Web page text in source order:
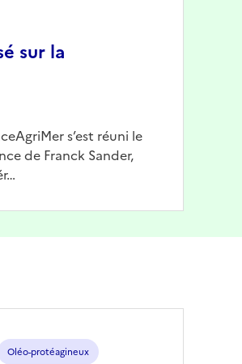
sur la
s’est réuni le
de Franck Sander,
Oléo-protéagineux